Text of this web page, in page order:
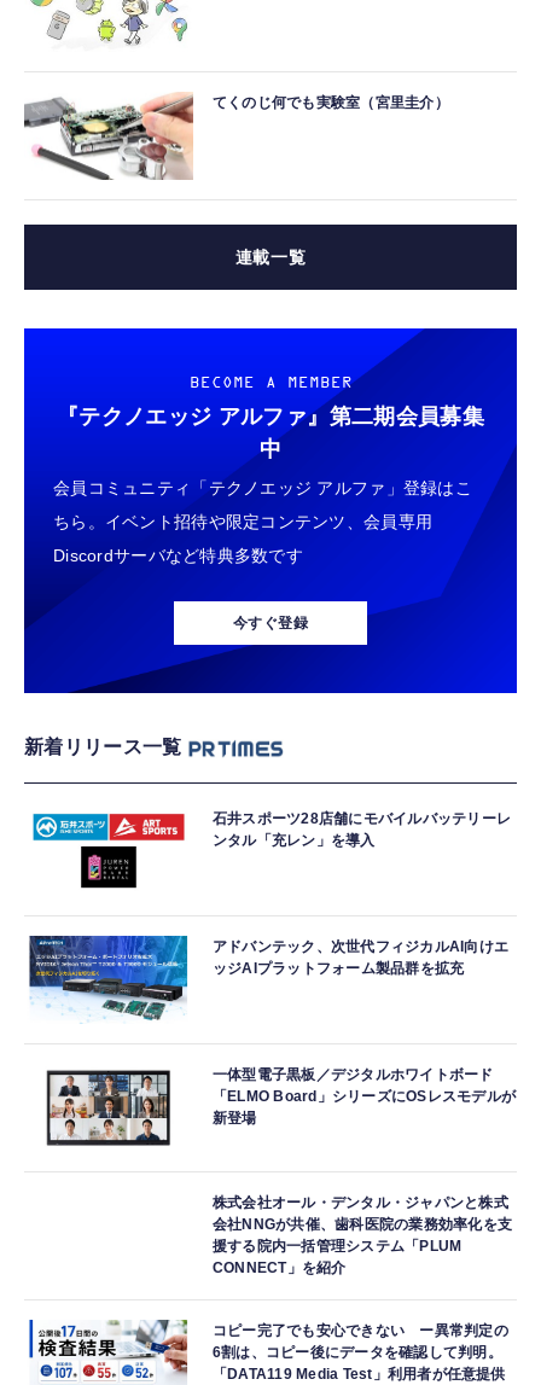
てくのじ何でも実験室（宮里圭介）
連載一覧
BECOME A MEMBER
『テクノエッジ アルファ』 第二期会員募集
中
会員コミュニティ「テクノエッジ アルファ」登録はこ
ちら。イベント招待や限定コンテンツ、会員専用
Discordサーバなど特典多数です
今すぐ登録
新着リリース一覧
石井スポーツ28店舗にモバイルバッテリーレ
ンタル「充レン」を導入
アドバンテック、次世代フィジカルAI向けエ
ッジAIプラットフォーム製品群を拡充
一体型電子黒板／デジタルホワイトボード
「ELMO Board」シリーズにOSレスモデルが
新登場
株式会社オール・デンタル・ジャパンと株式
会社NNGが共催、歯科医院の業務効率化を支
援する院内一括管理システム「PLUM
CONNECT」を紹介
コピー完了でも安心できない ー異常判定の
6割は、コピー後にデータを確認して判明。
「DATA119 Media Test」利用者が任意提供